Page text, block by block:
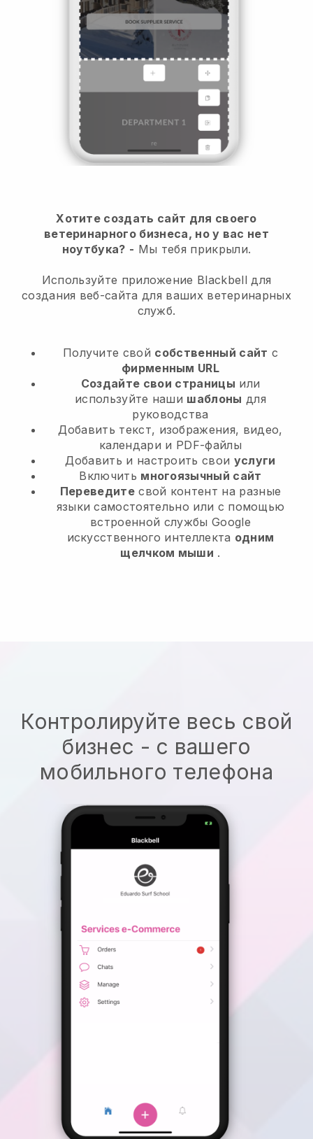
Хотите создать сайт для своего
ветеринарного бизнеса, но у вас нет
ноутбука? - Мы тебя прикрыли.
Используйте приложение Blackbell для
создания веб-сайта для ваших ветеринарных
служб.
Получите свой собственный сайт с
фирменным URL
Создайте свои страницы или
используйте наши шаблоны для
руководства
Добавить текст, изображения, видео,
календари и PDF-файлы
Добавить и настроить свои услуги
Включить многоязычный сайт
Переведитесвой контент на разные
языки самостоятельно или с помощью
встроенной службы Google
искусственного интеллекта одним
щелчком мыши .
Контролируйте весь свой
бизнес - с вашего
мобильного телефона